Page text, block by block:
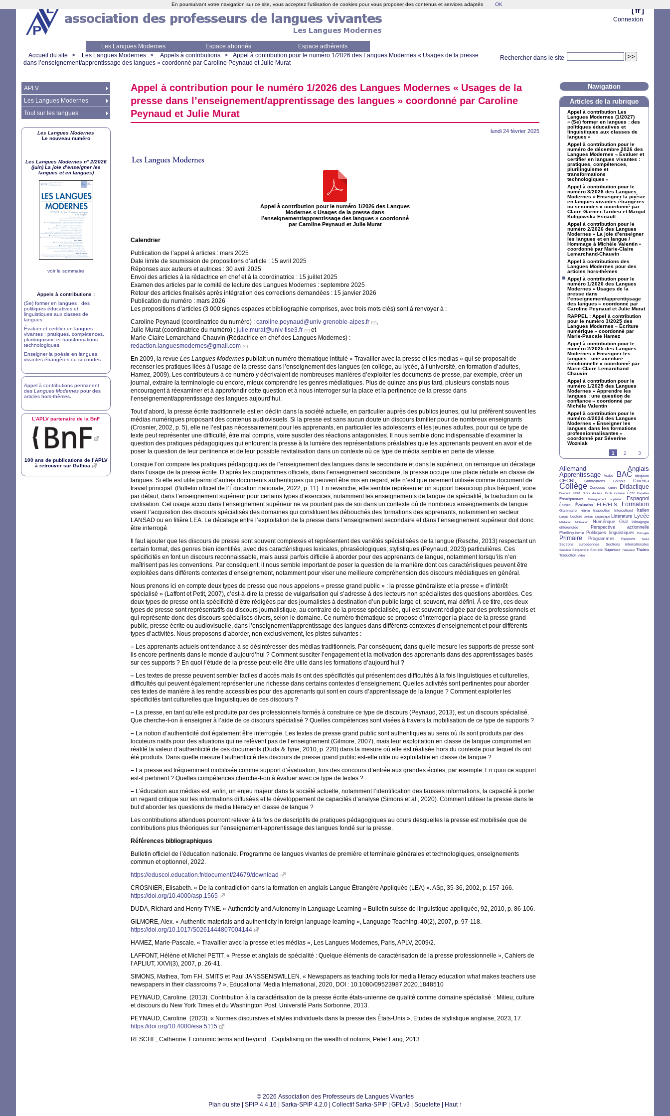
[ fr ]
Connexion
Les Langues Modernes Espace abonnés
Espace adhérents
Rechercher dans le site
Accueil du site > Les Langues Modernes > Appels à contributions > Appel à contribution pour le numéro 1/2026 des Langues Modernes « Usages de la presse
dans l’enseignement/apprentissage des langues » coordonné par Caroline Peynaud et Julie Murat
Appel à contribution pour le numéro 1/2026 des Langues Modernes « Usages de la
presse dans l’enseignement/apprentissage des langues » coordonné par Caroline
Peynaud et Julie Murat
lundi 24 février 2025
Appel à contribution pour le numéro 1/2026 des Langues
Modernes « Usages de la presse dans
l’enseignement/apprentissage des langues » coordonné
par Caroline Peynaud et Julie Murat
Calendrier
Publication de l’appel à articles : mars 2025
Date limite de soumission de propositions d’article : 15 avril 2025
Réponses aux auteurs et autrices : 30 avril 2025
Envoi des articles à la rédactrice en chef et à la coordinatrice : 15 juillet 2025
Examen des articles par le comité de lecture des Langues Modernes : septembre 2025
Retour des articles finalisés après intégration des corrections demandées : 15 janvier 2026
Publication du numéro : mars 2026
Les propositions d’articles (3 000 signes espaces et bibliographie comprises, avec trois mots clés) sont à renvoyer à :
Caroline Peynaud (coordinatrice du numéro) : caroline.peynaud@univ-grenoble-alpes.fr
,
Julie Murat (coordinatrice du numéro) : julie.murat@univ-tlse3.fr
et
Marie-Claire Lemarchand-Chauvin (Rédactrice en chef des Langues Modernes) :
redaction.languesmodernes@gmail.com
En 2009, la revue Les Langues Modernes publiait un numéro thématique intitulé « Travailler avec la presse et les médias » qui se proposait de
recenser les pratiques liées à l’usage de la presse dans l’enseignement des langues (en collège, au lycée, à l’université, en formation d’adultes,
Hamez, 2009). Les contributeurs à ce numéro y décrivaient de nombreuses manières d’exploiter les documents de presse, par exemple, créer un
journal, extraire la terminologie ou encore, mieux comprendre les genres médiatiques. Plus de quinze ans plus tard, plusieurs constats nous
encouragent à réexaminer et à approfondir cette question et à nous interroger sur la place et la pertinence de la presse dans
l’enseignement/apprentissage des langues aujourd’hui.
Tout d’abord, la presse écrite traditionnelle est en déclin dans la société actuelle, en particulier auprès des publics jeunes, qui lui préfèrent souvent les
médias numériques proposant des contenus audiovisuels. Si la presse est sans aucun doute un discours familier pour de nombreux enseignants
(Crosnier, 2002, p. 5), elle ne l’est pas nécessairement pour les apprenants, en particulier les adolescents et les jeunes adultes, pour qui ce type de
texte peut représenter une difficulté, être mal compris, voire susciter des réactions antagonistes. Il nous semble donc indispensable d’examiner la
question des pratiques pédagogiques qui entourent la presse à la lumière des représentations préalables que les apprenants peuvent en avoir et de
poser la question de leur pertinence et de leur possible revitalisation dans un contexte où ce type de média semble en perte de vitesse.
Lorsque l’on compare les pratiques pédagogiques de l’enseignement des langues dans le secondaire et dans le supérieur, on remarque un décalage
dans l’usage de la presse écrite. D’après les programmes officiels, dans l’enseignement secondaire, la presse occupe une place réduite en classe de
langues. Si elle est utile parmi d’autres documents authentiques qui peuvent être mis en regard, elle n’est que rarement utilisée comme document de
travail principal. (Bulletin officiel de l’Éducation nationale, 2022, p. 11). En revanche, elle semble représenter un support beaucoup plus fréquent, voire
par défaut, dans l’enseignement supérieur pour certains types d’exercices, notamment les enseignements de langue de spécialité, la traduction ou la
civilisation. Cet usage accru dans l’enseignement supérieur ne va pourtant pas de soi dans un contexte où de nombreux enseignements de langue
visent l’acquisition des discours spécialisés des domaines qui constituent les débouchés des formations des apprenants, notamment en secteur
LANSAD ou en filière LEA. Le décalage entre l’exploitation de la presse dans l’enseignement secondaire et dans l’enseignement supérieur doit donc
être interrogé.
Il faut ajouter que les discours de presse sont souvent complexes et représentent des variétés spécialisées de la langue (Resche, 2013) respectant un
certain format, des genres bien identifiés, avec des caractéristiques lexicales, phraséologiques, stylistiques (Peynaud, 2023) particulières. Ces
spécificités en font un discours reconnaissable, mais aussi parfois difficile à aborder pour des apprenants de langue, notamment lorsqu’ils n’en
maîtrisent pas les conventions. Par conséquent, il nous semble important de poser la question de la manière dont ces caractéristiques peuvent être
exploitées dans différents contextes d’enseignement, notamment pour viser une meilleure compréhension des discours médiatiques en général.
Nous prenons ici en compte deux types de presse que nous appelons « presse grand public » : la presse généraliste et la presse « d’intérêt
spécialisé » (Laffont et Petit, 2007), c’est-à-dire la presse de vulgarisation qui s’adresse à des lecteurs non spécialistes des questions abordées. Ces
deux types de presse ont la spécificité d’être rédigées par des journalistes à destination d’un public large et, souvent, mal défini. À ce titre, ces deux
types de presse sont représentatifs du discours journalistique, au contraire de la presse spécialisée, qui est souvent rédigée par des professionnels et
qui représente donc des discours spécialisés divers, selon le domaine. Ce numéro thématique se propose d’interroger la place de la presse grand
public, presse écrite ou audiovisuelle, dans l’enseignement/apprentissage des langues dans différents contextes d’enseignement et pour différents
types d’activités. Nous proposons d’aborder, non exclusivement, les pistes suivantes :
– Les apprenants actuels ont tendance à se désintéresser des médias traditionnels. Par conséquent, dans quelle mesure les supports de presse sont-
ils encore pertinents dans le monde d’aujourd’hui ? Comment susciter l’engagement et la motivation des apprenants dans des apprentissages basés
sur ces supports ? En quoi l’étude de la presse peut-elle être utile dans les formations d’aujourd’hui ?
– Les textes de presse peuvent sembler faciles d’accès mais ils ont des spécificités qui présentent des difficultés à la fois linguistiques et culturelles,
difficultés qui peuvent également représenter une richesse dans certains contextes d’enseignement. Quelles activités sont pertinentes pour aborder
ces textes de manière à les rendre accessibles pour des apprenants qui sont en cours d’apprentissage de la langue ? Comment exploiter les
spécificités tant culturelles que linguistiques de ces discours ?
– La presse, en tant qu’elle est produite par des professionnels formés à construire ce type de discours (Peynaud, 2013), est un discours spécialisé.
Que cherche-t-on à enseigner à l’aide de ce discours spécialisé ? Quelles compétences sont visées à travers la mobilisation de ce type de supports ?
– La notion d’authenticité doit également être interrogée. Les textes de presse grand public sont authentiques au sens où ils sont produits par des
locuteurs natifs pour des situations qui ne relèvent pas de l’enseignement (Gilmore, 2007), mais leur exploitation en classe de langue compromet en
réalité la valeur d’authenticité de ces documents (Duda & Tyne, 2010, p. 220) dans la mesure où elle est réalisée hors du contexte pour lequel ils ont
été produits. Dans quelle mesure l’authenticité des discours de presse grand public est-elle utile ou exploitable en classe de langue ?
– La presse est fréquemment mobilisée comme support d’évaluation, lors des concours d’entrée aux grandes écoles, par exemple. En quoi ce support
est-il pertinent ? Quelles compétences cherche-t-on à évaluer avec ce type de textes ?
– L’éducation aux médias est, enfin, un enjeu majeur dans la société actuelle, notamment l’identification des fausses informations, la capacité à porter
un regard critique sur les informations diffusées et le développement de capacités d’analyse (Simons et al., 2020). Comment utiliser la presse dans le
but d’aborder les questions de media literacy en classe de langue ?
Les contributions attendues pourront relever à la fois de descriptifs de pratiques pédagogiques au cours desquelles la presse est mobilisée que de
contributions plus théoriques sur l’enseignement-apprentissage des langues fondé sur la presse.
Références bibliographiques
Bulletin officiel de l’éducation nationale. Programme de langues vivantes de première et terminale générales et technologiques, enseignements
commun et optionnel, 2022.
https://eduscol.education.fr/document/24679/download
CROSNIER, Elisabeth. « De la contradiction dans la formation en anglais Langue Étrangère Appliquée (LEA) ». ASp, 35-36, 2002, p. 157-166.
https://doi.org/10.4000/asp.1565
DUDA, Richard and Henry TYNE. « Authenticity and Autonomy in Language Learning » Bulletin suisse de linguistique appliquée, 92, 2010, p. 86-106.
GILMORE, Alex. « Authentic materials and authenticity in foreign language learning », Language Teaching, 40(2), 2007, p. 97-118.
https://doi.org/10.1017/S0261444807004144
HAMEZ, Marie-Pascale. « Travailler avec la presse et les médias », Les Langues Modernes, Paris,APLV, 2009/2.
LAFFONT, Hélène et Michel PETIT. « Presse et anglais de spécialité : Quelque éléments de caractérisation de la presse professionnelle », Cahiers de
l’APLIUT, XXVI (3), 2007, p. 26-41.
SIMONS, Mathea, Tom F.H. SMITS et Paul JANSSENSWILLEN . « Newspapers as teaching tools for media literacy education what makes teachers use
newspapers in their classrooms ? », Educational Media International, 2020, DOI : 10.1080/09523987.2020.1848510
PEYNAUD, Caroline. (2013). Contribution à la caractérisation de la presse écrite états-unienne de qualité comme domaine spécialisé : Milieu, culture
et discours du New York Times et du Washington Post. Université Paris Sorbonne, 2013.
PEYNAUD, Caroline. (2023). « Normes discursives et styles individuels dans la presse des États-Unis », Etudes de stylistique anglaise, 2023, 17.
https://doi.org/10.4000/esa.5115
RESCHE, Catherine. Economic terms and beyond : Capitalising on the wealth of notions, Peter Lang, 2013. .
APLV
Les Langues Modernes
Tout sur les langues
Les Langues Modernes
Le nouveau numéro
Les Langues Modernes n° 2/2026
(juin) La joie d’enseigner les
langues et en langues)
voir le sommaire
Appels à contributions :
(Se) former en langues : des
politiques éducatives et
linguistiques aux classes de
langues
Évaluer et certifier en langues
vivantes : pratiques, compétences,
plurilinguisme et transformations
technologiques
Enseigner la poésie en langues
vivantes étrangères ou secondes
Appel à contributions permanent
des Langues Modernes pour des
articles hors-thèmes
L’APLV partenaire de la BnF
100 ans de publications de l’APLV
à retrouver sur Gallica
Navigation
Articles de la rubrique
Appel à contribution Les
Langues Modernes (1/2027)
« (Se) former en langues : des
politiques éducatives et
linguistiques aux classes de
langues »
Appel à contribution pour le
numéro de décembre 2026 des
Langues Modernes « Évaluer et
certifier en langues vivantes :
pratiques, compétences,
plurilinguisme et
transformations
technologiques »
Appel à contribution pour le
numéro 3/2026 des Langues
Modernes « Enseigner la poésie
en langues vivantes étrangères
ou secondes » coordonné par
Claire Garnier-Tardieu et Margot
Kuligowska Esnault
Appel à contribution pour le
numéro 2/2026 des Langues
Modernes « La joie d’enseigner
les langues et en langue /
Hommage à Michèle Valentin»
coordonné par Marie-Claire
Lemarchand-Chauvin
Appel à contributions des
Langues Modernes pour des
articles hors-thèmes
Appel à contribution pour le
numéro 1/2026 des Langues
Modernes « Usages de la
presse dans
l’enseignement/apprentissage
des langues » coordonné par
Caroline Peynaud et Julie Murat
RAPPEL : Appel à contribution
pour le numéro 3/2025 des
Langues Modernes « Écriture
numérique» coordonné par
Marie-Pascale Hamez
Appel à contribution pour le
numéro 2/2025 des Langues
Modernes « Enseigner les
langues : une aventure
émotionnelle» coordonné par
Marie-Claire Lemarchand
Chauvin
Appel à contribution pour le
numéro 1/2025 des Langues
Modernes « Apprendre les
langues : une question de
confiance» coordonné par
Michèle Valentin
Appel à contribution pour le
numéro 4/2024 des Langues
Modernes « Enseigner les
langues dans les formations
professionnalisantes »
coordonné par Séverine
Wozniak
1
2 3
Allemand
26/36 Anglais
28/36
Apprentissage
27/36 Arabe
4/36 BAC
33/36 Bilinguisme
2/36
CECRL
15/36 Certifications
7/36 Chinois
6/36 Cinéma
12/36
Collège
36/36 Concours
5/36 Culture
2/36 Didactique
24/36
Diversité
2/36 DNB
6/36 Droits d’auteur
2/36 École inclusive
2/36 Écrit
7/36 Enquêtes
3/36
Enseignement
10/36 Enseignement supérieur
2/36 Espagnol
21/36
Études
6/36 Évaluation
10/36 FLE/FLS
16/36 Formation
25/36
Grammaire
6/36 Hébreu
2/36 Inspection
4/36 Interculturel
6/36 Italien
11/36
Langue
2/36 Lecture
7/36 Lexique
3/36 Linguistique
2/36 Littérature
12/36 Lycée
18/36
Médiation
2/36 Motivation
2/36 Numérique
12/36 Oral
11/36
Pédagogie
différenciée
5/36 Perspective actionnelle
14/36
Plurilinguisme
10/36 Politiques linguistiques
12/36 Portugais
3/36
Primaire
24/36 Programmes
11/36 Rapports
7/36 Santé
3/36
Sections européennes
5/36 Sections internationales
5/36
Sélection
3/36 Séquence
7/36 Société
4/36 Supérieur
8/36 Télévision
2/36 Théâtre
9/36
Traduction
7/36 Vidéo
2/36
© 2026 Association des Professeurs de Langues Vivantes
Plan du site
SPIP 4.4.16 Sarka-SPIP 4.2.0| Collectif Sarka-SPIP| GPLv3| Squelette Haut ↑
En poursuivant votre navigation sur ce site, vous acceptez l'utilisation de cookies pour vous proposer des contenus et services adaptés OK